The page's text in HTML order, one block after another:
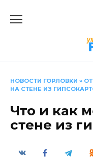
НОВОСТИ ГОРЛОВКИ »
НА СТЕНЕ ИЗ
Что и как
стене из